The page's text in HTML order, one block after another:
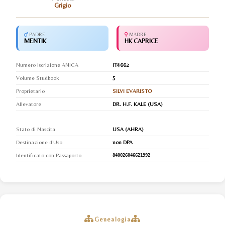
Grigio
PADRE
MENTIK
MADRE
HK CAPRICE
Numero Iscrizione ANICA
IT4662
Volume Studbook
5
Proprietario
SILVI EVARISTO
Allevatore
DR. H.F. KALE (USA)
Stato di Nascita
USA (AHRA)
Destinazione d'Uso
non DPA
Identificato con Passaporto
840026046621992
Genealogia